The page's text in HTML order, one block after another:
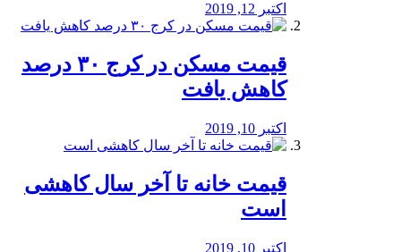
اکتبر 12, 2019
️قیمت مسکن در کرج ۳۰ درصد
کاهش یافت
اکتبر 10, 2019
قیمت خانه تا آخر سال کاهشی
است
اکتبر 10, 2019